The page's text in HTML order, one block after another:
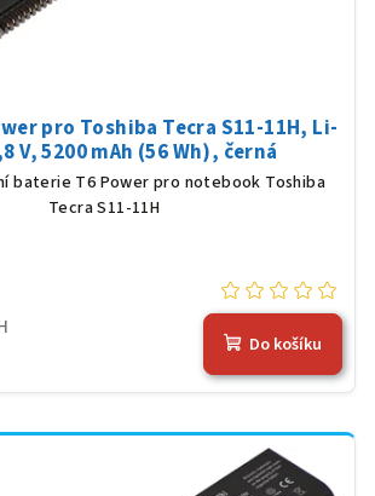
pro Toshiba Tecra S11-11H, Li-
V, 5200 mAh (56 Wh), černá
baterie T6 Power pro notebook Toshiba
Tecra S11-11H
Do košíku